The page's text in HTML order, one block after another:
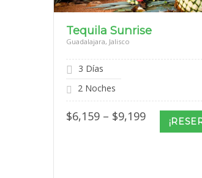
Tequila Sunrise
Guadalajara, Jalisco
3 Días
2 Noches
$6,159 – $9,199Price
range:
$6,159